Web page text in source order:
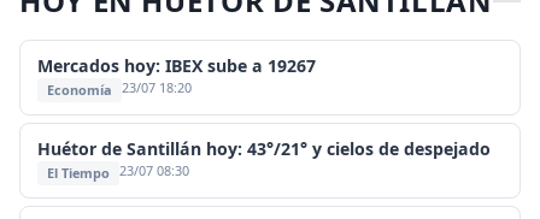
Mercados hoy: IBEX sube a 19267
Economía 23/07 18:20
Huétor de Santillán hoy: 43°/21° y cielos de despejado
El Tiempo 23/07 08:30